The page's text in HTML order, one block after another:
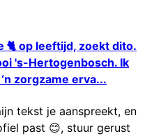
🐈 op leeftijd, zoekt dito.
's-Hertogenbosch. Ik
zorgzame erva...
tekst je aanspreekt, en
past 😊, stuur gerust